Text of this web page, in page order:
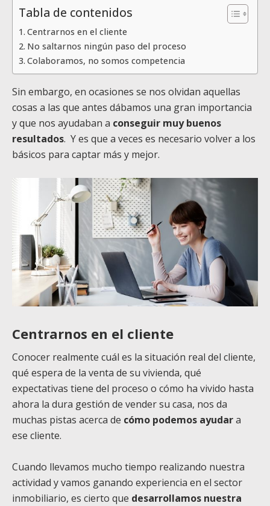
Tabla de contenidos
Centrarnos en el cliente
No saltarnos ningún paso del proceso
Colaboramos, no somos competencia
Sin embargo, en ocasiones se nos olvidan aquellas
cosas a las que antes dábamos una gran importancia
y que nos ayudaban a conseguir muy buenos
resultados. Y es que a veces es necesario volver a los
básicos para captar más y mejor.
Centrarnos en el cliente
Conocer realmente cuál es la situación real del cliente,
qué espera de la venta de su vivienda, qué
expectativas tiene del proceso o cómo ha vivido hasta
ahora la dura gestión de vender su casa, nos da
muchas pistas acerca de cómo podemos ayudara
ese cliente.
Cuando llevamos mucho tiempo realizando nuestra
actividad y vamos ganando experiencia en el sector
inmobiliario, es cierto que desarrollamos nuestra